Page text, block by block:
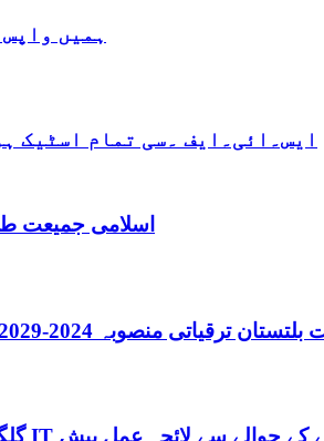
ہمیں
ایس۔ائی۔ایف ۔سی تمام اسٹیک
اسلامی جمیعت
ترقیاتی منصوبہ 2024-2029 اورگلگت بلتستان انویسٹمنٹ پلان